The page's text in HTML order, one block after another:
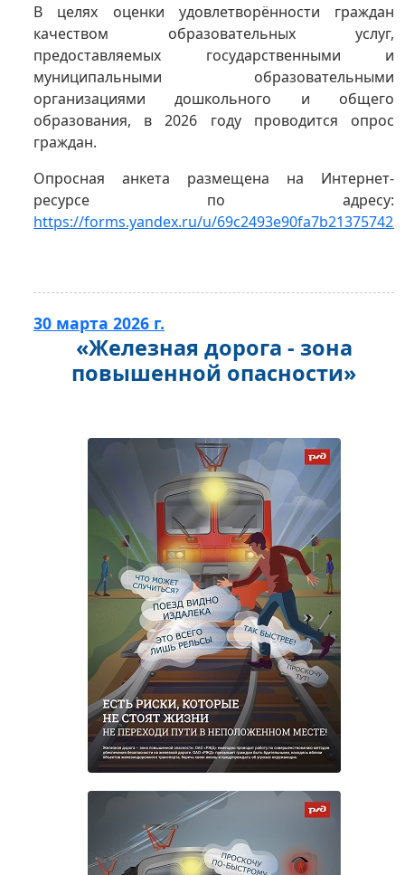
В целях оценки удовлетворённости граждан
качеством образовательных услуг,
предоставляемых государственными и
муниципальными образовательными
организациями дошкольного и общего
образования, в 2026 году проводится опрос
граждан.
Опросная анкета размещена на Интернет-
ресурсе по адресу:
https://forms.yandex.ru/u/
30 марта 2026 г.
«Железная дорога - зона
повышенной опасности»